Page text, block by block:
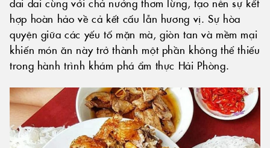
hợp hoàn hảo về cả kết cấu lẫn hương vị. Sự hòa
quyện giữa các yếu tố mặn mà, giòn tan và mềm mại
khiến món ăn này trở thành một phần không thể thiếu
trong hành trình khám phá ẩm thực Hải Phòng.